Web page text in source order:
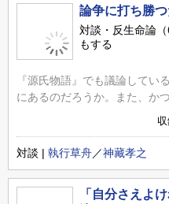
論争に打ち勝
対談・反生命論
もする
『源氏物語』でも議論してい
にあるのだろうか。また、か
対談 | 執行草舟／神藏孝之
「自分さえよ